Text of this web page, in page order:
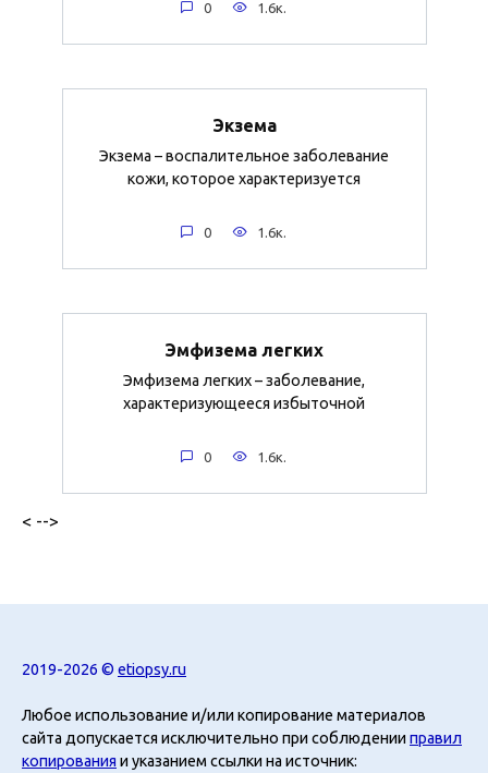
0 1.6к.
Экзема
Экзема – воспалительное заболевание
кожи, которое характеризуется
0 1.6к.
Эмфизема легких
Эмфизема легких – заболевание,
характеризующееся избыточной
0 1.6к.
< -->
2019-2026 © etiopsy.ru
Любое использование и/или копирование материалов
сайта допускается исключительно при соблюденииправил
копирования и указанием ссылки на источник: